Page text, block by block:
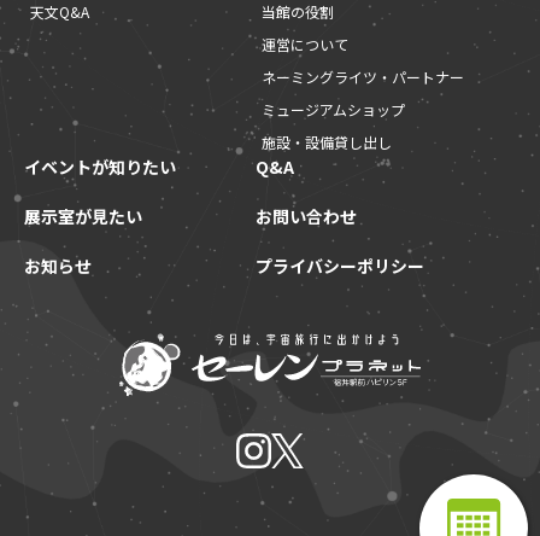
天文Q&A
当館の役割
運営について
ネーミングライツ・パートナー
ミュージアムショップ
施設・設備貸し出し
イベントが知りたい
展示室が見たい
お知らせ
Q&A
お問い合わせ
プライバシーポリシー